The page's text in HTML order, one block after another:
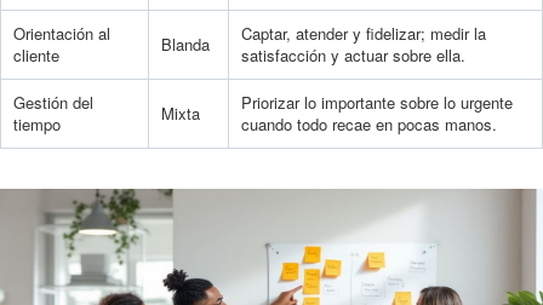
Orientación al
cliente
Blanda
Captar, atender y fidelizar; medir la
satisfacción y actuar sobre ella.
Gestión del
tiempo
Mixta
Priorizar lo importante sobre lo urgente
cuando todo recae en pocas manos.